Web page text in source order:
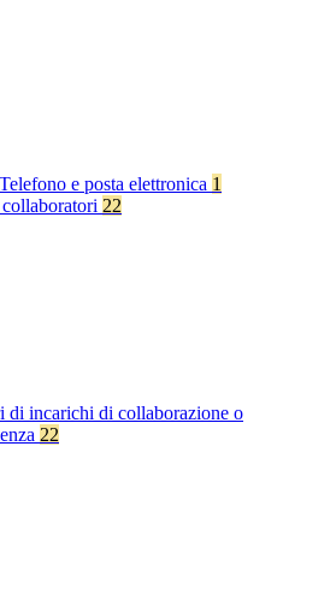
Telefono e posta elettronica 1
22
di incarichi di collaborazione o
22